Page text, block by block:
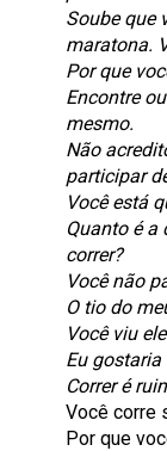
Soube que
maratona.
Por que
Encontre
mesmo.
Não
participar
Você está
Quanto é a
correr?
Você não
O tio do
Você viu
Eu
Correr é
Você corre
Por que